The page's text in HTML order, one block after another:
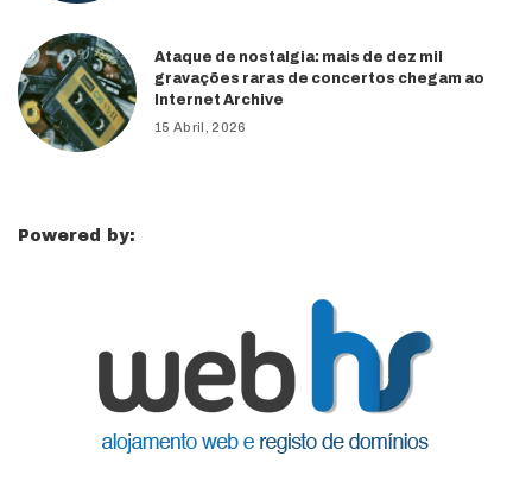
Ataque de nostalgia: mais de dez mil
gravações raras de concertos chegam ao
Internet Archive
15 Abril, 2026
Powered by: